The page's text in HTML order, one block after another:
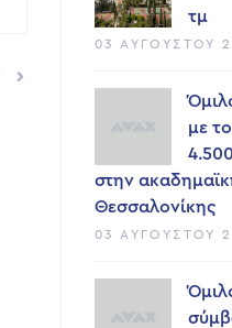
τμ
03 ΑΥΓΟΎΣΤΟΥ
με
στην
Θεσσαλονίκης
03 ΑΥΓΟΎΣΤΟΥ